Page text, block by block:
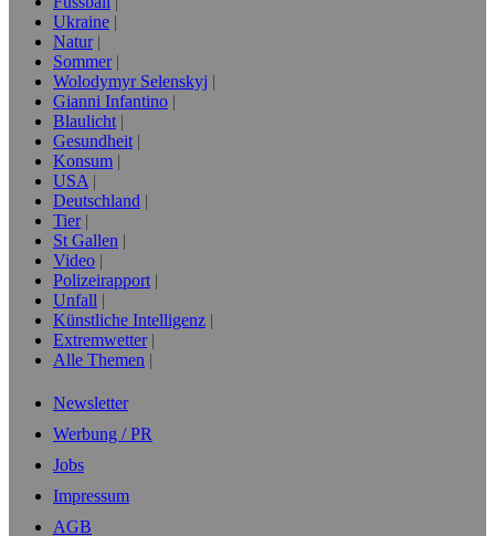
Ukraine
Natur
Sommer
Wolodymyr Selenskyj
Gianni Infantino
Blaulicht
Gesundheit
Konsum
USA
Deutschland
Tier
St Gallen
Video
Polizeirapport
Unfall
Künstliche Intelligenz
Extremwetter
Alle Themen
Newsletter
Werbung / PR
Jobs
Impressum
AGB